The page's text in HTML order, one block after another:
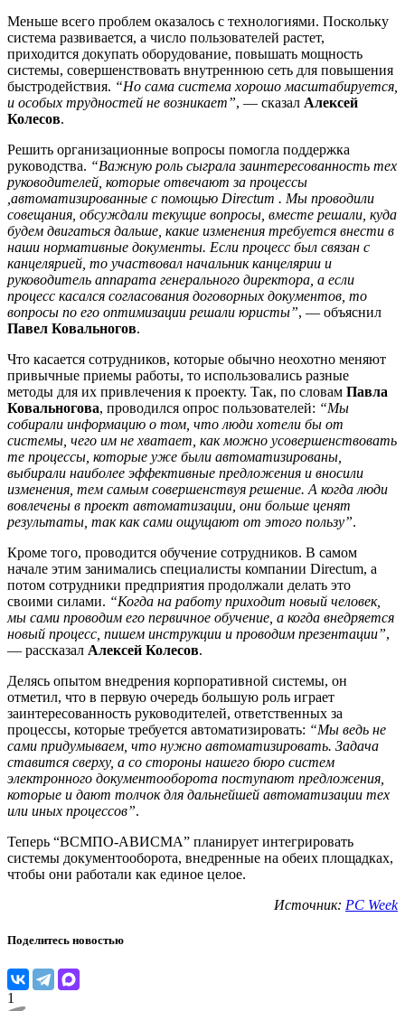
Меньше всего проблем оказалось с технологиями. Поскольку
система развивается, а число пользователей растет,
приходится докупать оборудование, повышать мощность
системы, совершенствовать внутреннюю сеть для повышения
быстродействия. “Но сама система хорошо масштабируется,
и особых трудностей не возникает”, — сказал Алексей
Колесов.
Решить организационные вопросы помогла поддержка
руководства. “Важную роль сыграла заинтересованность тех
руководителей, которые отвечают за процессы
,автоматизированные с помощью Directum . Мы проводили
совещания, обсуждали текущие вопросы, вместе решали, куда
будем двигаться дальше, какие изменения требуется внести в
наши нормативные документы. Если процесс был связан с
канцелярией, то участвовал начальник канцелярии и
руководитель аппарата генерального директора, а если
процесс касался согласования договорных документов, то
вопросы по его оптимизации решали юристы”, — объяснил
Павел Ковальногов.
Что касается сотрудников, которые обычно неохотно меняют
привычные приемы работы, то использовались разные
методы для их привлечения к проекту. Так, по словам Павла
Ковальногова, проводился опрос пользователей: “Мы
собирали информацию о том, что люди хотели бы от
системы, чего им не хватает, как можно усовершенствовать
те процессы, которые уже были автоматизированы,
выбирали наиболее эффективные предложения и вносили
изменения, тем самым совершенствуя решение. А когда люди
вовлечены в проект автоматизации, они больше ценят
результаты, так как сами ощущают от этого пользу”.
Кроме того, проводится обучение сотрудников. В самом
начале этим занимались специалисты компании Directum, а
потом сотрудники предприятия продолжали делать это
своими силами. “Когда на работу приходит новый человек,
мы сами проводим его первичное обучение, а когда внедряется
новый процесс, пишем инструкции и проводим презентации”,
— рассказал Алексей Колесов.
Делясь опытом внедрения корпоративной системы, он
отметил, что в первую очередь большую роль играет
заинтересованность руководителей, ответственных за
процессы, которые требуется автоматизировать: “Мы ведь не
сами придумываем, что нужно автоматизировать. Задача
ставится сверху, а со стороны нашего бюро систем
электронного документооборота поступают предложения,
которые и дают толчок для дальнейшей автоматизации тех
или иных процессов”.
Теперь “ВСМПО-АВИСМА” планирует интегрировать
системы документооборота, внедренные на обеих площадках,
чтобы они работали как единое целое.
Источник: PC Week
Поделитесь новостью
1